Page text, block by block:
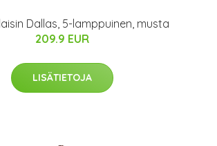
Dallas, 5-lamppuinen, musta
209.9 EUR
LISÄTIETOJA